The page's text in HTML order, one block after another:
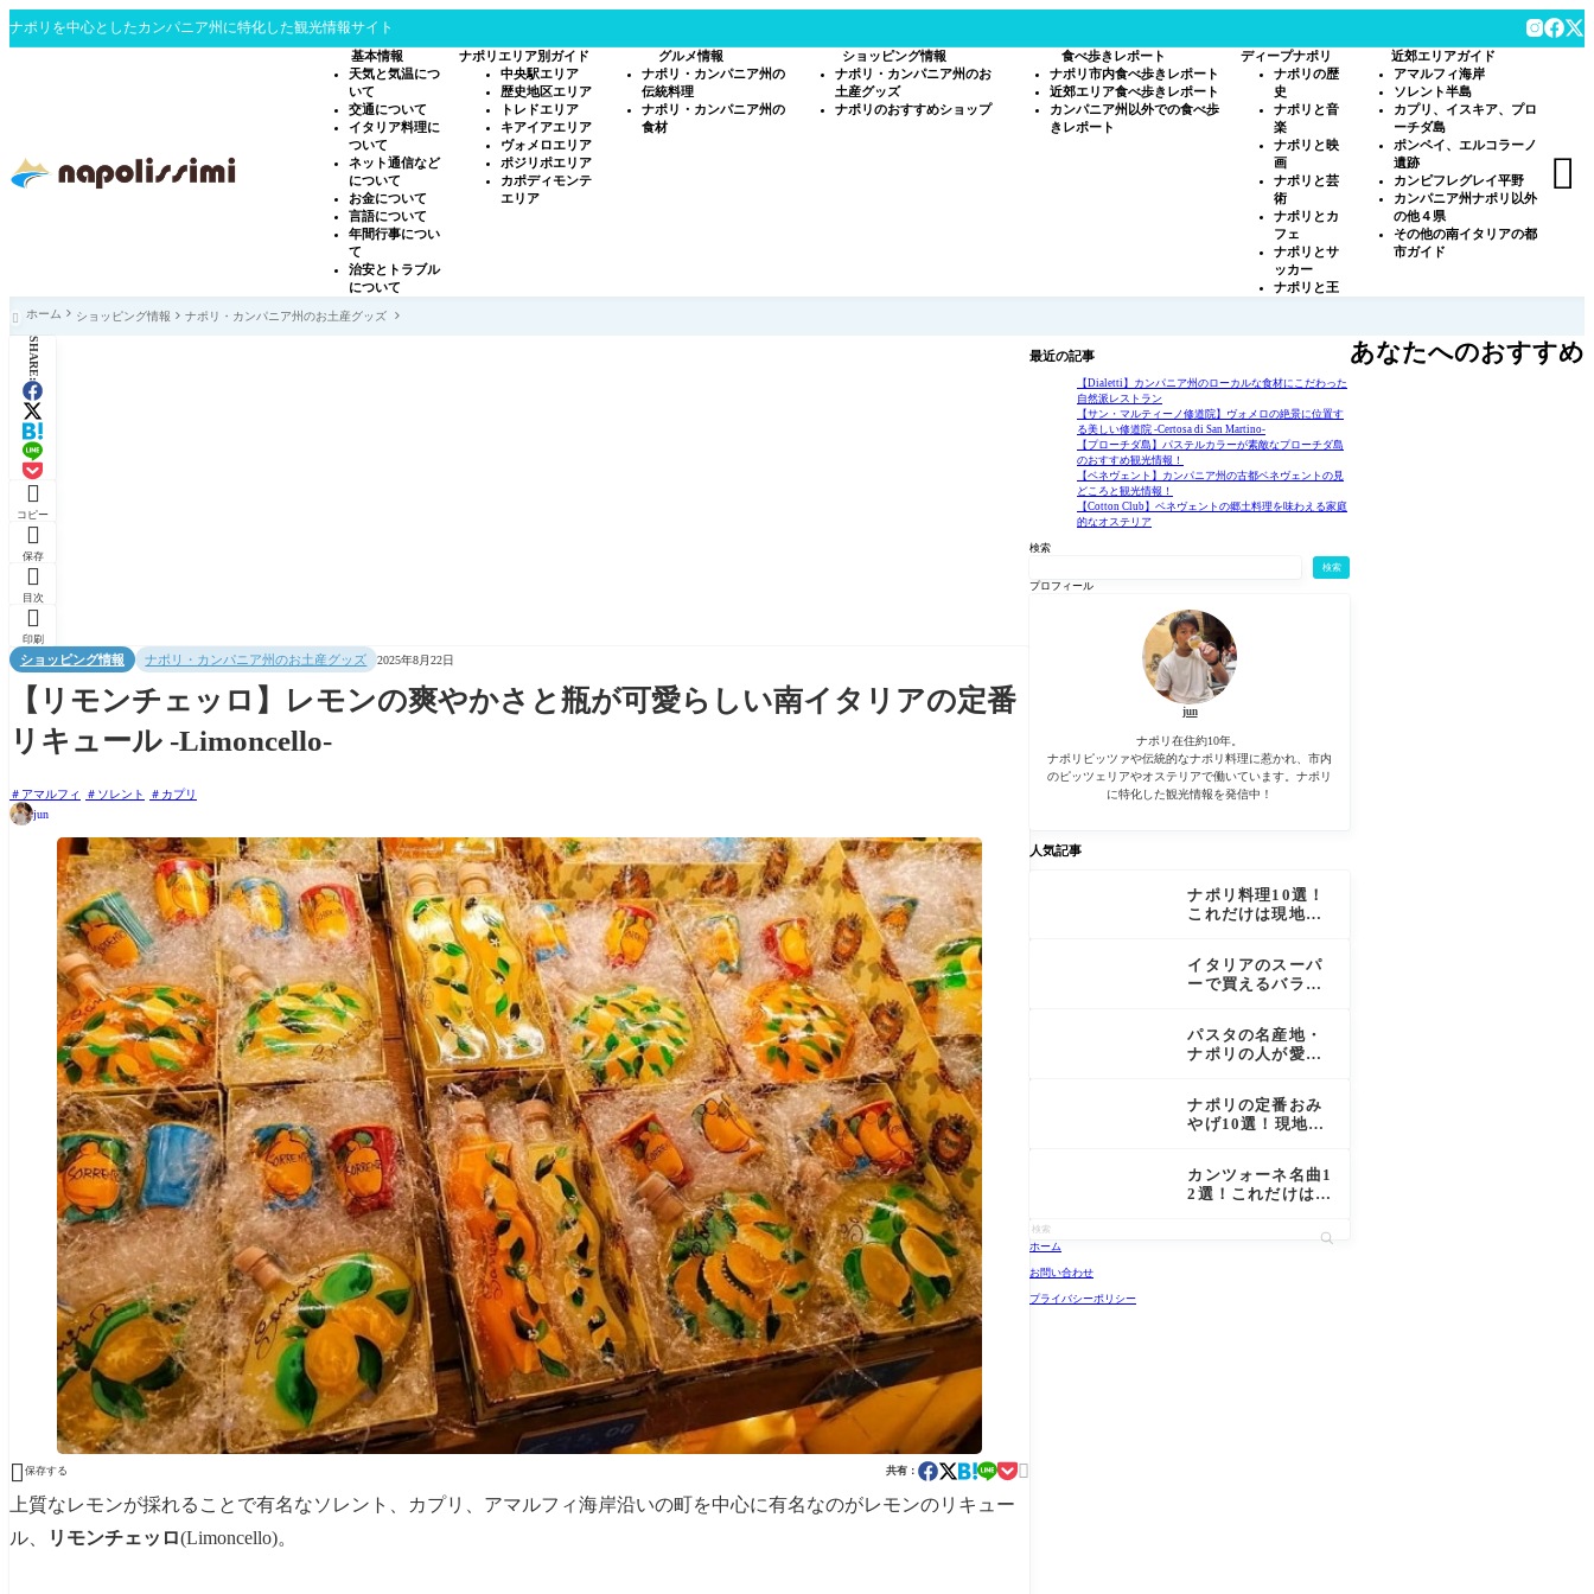
ナポリを中心としたカンパニア州に特化した観光情報サイト
基本情報
天気と気温につ
いて
交通について
イタリア料理に
ついて
ネット通信など
について
お金について
言語について
年間行事につい
て
治安とトラブル
について
ナポリエリア別ガイド
中央駅エリア
歴史地区エリア
トレドエリア
キアイアエリア
ヴォメロエリア
ポジリポエリア
カポディモンテ
エリア
グルメ情報
ナポリ・カンパニア州の
伝統料理
ナポリ・カンパニア州の
食材
ショッピング情報
ナポリ・カンパニア州のお
土産グッズ
ナポリのおすすめショップ
食べ歩きレポート
ナポリ市内食べ歩きレポート
近郊エリア食べ歩きレポート
カンパニア州以外での食べ歩
きレポート
ディープナポリ
ナポリの歴
史
ナポリと音
楽
ナポリと映
画
ナポリと芸
術
ナポリとカ
フェ
ナポリとサ
ッカー
ナポリと王
近郊エリアガイド
アマルフィ海岸
ソレント半島
カプリ、イスキア、プロ
ーチダ島
ポンペイ、エルコラーノ
遺跡
カンピフレグレイ平野
カンパニア州ナポリ以外
の他４県
その他の南イタリアの都
市ガイド

 ホーム ショッピング情報 ナポリ・カンパニア州のお土産グッズ
SHARE:

コピー

保存

目次

印刷
ショッピング情報 ナポリ・カンパニア州のお土産グッズ 2025年8月22日
【リモンチェッロ】レモンの爽やかさと瓶が可愛らしい南イタリアの定番
リキュール -Limoncello-
アマルフィ ソレント
カプリ
jun
 保存する 共有： 
上質なレモンが採れることで有名なソレント、カプリ、アマルフィ海岸沿いの町を中心に有名なのがレモンのリキュー
ル、
リモンチェッロ(Limoncello)。
最近の記事
【Dialetti】カンパニア州のローカルな食材にこだわった
自然派レストラン
【サン・マルティーノ修道院】ヴォメロの絶景に位置す
る美しい修道院 -Certosa di San Martino-
【プローチダ島】パステルカラーが素敵なプローチダ島
のおすすめ観光情報！
【ベネヴェント】カンパニア州の古都ベネヴェントの見
どころと観光情報！
【Cotton Club】ベネヴェントの郷土料理を味わえる家庭
的なオステリア
検索
検索
プロフィール
jun
ナポリ在住約10年。
ナポリピッツァや伝統的なナポリ料理に惹かれ、市内
のピッツェリアやオステリアで働いています。ナポリ
に特化した観光情報を発信中！
人気記事
ナポリ料理10選！
これだけは現地で
イタリアのスーパ
ーで買えるバラマ
パスタの名産地・
ナポリの人が愛す
ナポリの定番おみ
やげ10選！現地で
介！
カンツォーネ名曲1
2選！これだけは知
リの有名なカンツ
ホーム
お問い合わせ
プライバシーポリシー
あなたへのおすすめ